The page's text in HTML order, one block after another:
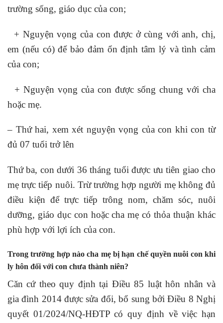
trường sống, giáo dục của con;
+ Nguyện vọng của con được ở cùng với anh, chị,
em (nếu có) để bảo đảm ổn định tâm lý và tình cảm
của con;
+ Nguyện vọng của con được sống chung với cha
hoặc mẹ.
– Thứ hai, xem xét nguyện vọng của con khi con từ
đủ 07 tuổi trở lên
Thứ ba, con dưới 36 tháng tuổi được ưu tiên giao cho
mẹ trực tiếp nuôi. Trừ trường hợp người mẹ không đủ
điều kiện để trực tiếp trông nom, chăm sóc, nuôi
dưỡng, giáo dục con hoặc cha mẹ có thỏa thuận khác
phù hợp với lợi ích của con.
Trong trường hợp nào cha mẹ bị hạn chế quyền nuôi con khi
ly hôn đối với con chưa thành niên?
Căn cứ theo quy định tại Điều 85 luật hôn nhân và
gia đình 2014 được sửa đổi, bổ sung bởi Điều 8 Nghị
quyết 01/2024/NQ-HĐTP có quy định về việc hạn